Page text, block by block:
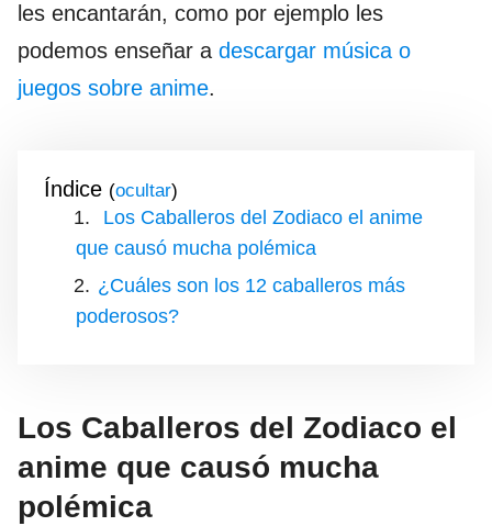
les encantarán, como por ejemplo les
podemos enseñar a descargar música o
juegos sobre anime.
Índice ( )
Los Caballeros del Zodiaco el anime
que causó mucha polémica
¿Cuáles son los 12 caballeros más
poderosos?
Los Caballeros del Zodiaco el
anime que causó mucha
polémica